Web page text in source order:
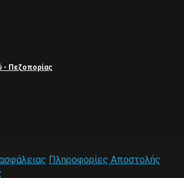
- Πεζοπορίας
Πληροφορίες Αποστολής